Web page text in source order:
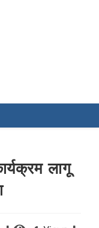
लागू